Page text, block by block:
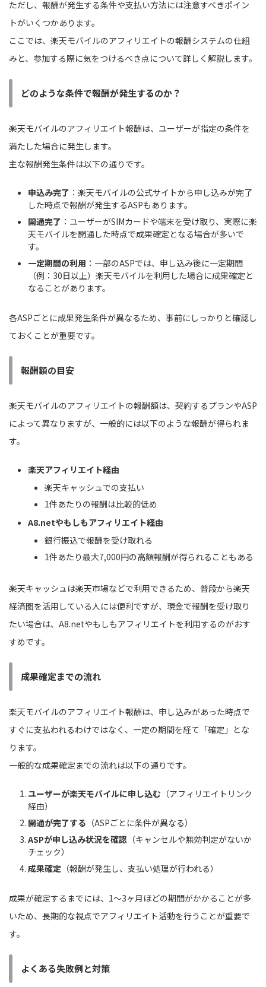
ただし、報酬が発生する条件や支払い方法には注意すべきポイン
トがいくつかあります。
ここでは、楽天モバイルのアフィリエイトの報酬システムの仕組
みと、参加する際に気をつけるべき点について詳しく解説します。
どのような条件で報酬が発生するのか？
楽天モバイルのアフィリエイト報酬は、ユーザーが指定の条件を
満たした場合に発生します。
主な報酬発生条件は以下の通りです。
申込み完了 ：楽天モバイルの公式サイトから申し込みが完了
した時点で報酬が発生するASPもあります。
開通完了 ：ユーザーがSIMカードや端末を受け取り、実際に楽
天モバイルを開通した時点で成果確定となる場合が多いで
す。
一定期間の利用 ：一部のASPでは、申し込み後に一定期間
（例：30日以上）楽天モバイルを利用した場合に成果確定と
なることがあります。
各ASPごとに成果発生条件が異なるため、事前にしっかりと確認し
ておくことが重要です。
報酬額の目安
楽天モバイルのアフィリエイトの報酬額は、契約するプランやASP
によって異なりますが、一般的には以下のような報酬が得られま
す。
楽天アフィリエイト経由
楽天キャッシュでの支払い
1件あたりの報酬は比較的低め
A8.netやもしもアフィリエイト経由
銀行振込で報酬を受け取れる
1件あたり最大7,000円の高額報酬が得られることもある
楽天キャッシュは楽天市場などで利用できるため、普段から楽天
経済圏を活用している人には便利ですが、現金で報酬を受け取り
たい場合は、A8.netやもしもアフィリエイトを利用するのがおす
すめです。
成果確定までの流れ
楽天モバイルのアフィリエイト報酬は、申し込みがあった時点で
すぐに支払われるわけではなく、一定の期間を経て「確定」とな
ります。
一般的な成果確定までの流れは以下の通りです。
ユーザーが楽天モバイルに申し込む （アフィリエイトリンク
経由）
開通が完了する （ASPごとに条件が異なる）
ASPが申し込み状況を確認 （キャンセルや無効判定がないか
チェック）
成果確定 （報酬が発生し、支払い処理が行われる）
成果が確定するまでには、1〜3ヶ月ほどの期間がかかることが多
いため、長期的な視点でアフィリエイト活動を行うことが重要で
す。
よくある失敗例と対策